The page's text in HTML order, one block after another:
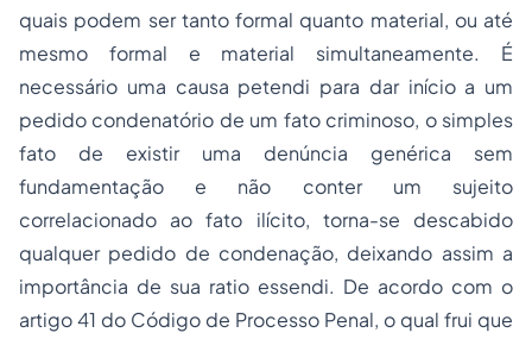
quais podem ser tanto formal quanto material, ou até
mesmo formal e material simultaneamente. É
necessário uma causa petendi para dar início a um
pedido condenatório de um fato criminoso, o simples
fato de existir uma denúncia genérica sem
fundamentação e não conter um sujeito
correlacionado ao fato ilícito, torna-se descabido
qualquer pedido de condenação, deixando assim a
importância de sua ratio essendi. De acordo com o
artigo 41 do Código de Processo Penal, o qual frui que